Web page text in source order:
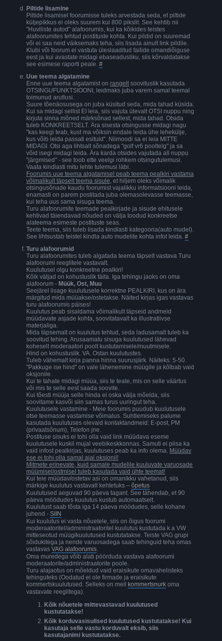
Piltide lisamine
Piltide lisamisel foorumisse tuleks arvestada seda, et piltide
küljepikkus ei oleks suurem kui 800 pikslit. See kehtib nii
"Huviliste autod" alafoorumis, kui ka kõikides teistes
alafoorumites tehtud postituste kohta. Kui pildid on suuremad
või ei saa neid väiksemaks teha, siis lisada ainult link pildile.
Klubi või foorum ei vastuta üleslaaditud failide omandiõiguse
eest ja kui avastate midagi ebaseadusliku, siis kõrvaldatakse
see esimese raporti peale. #
Uue teema algatamine
Enne uue teema algatamist on rangelt soovituslik kasutada
OTSINGUFUNKTSIOONI, leidmaks juba varem samal teemal
toimunud arutlusi.
Suure tõenäosusega on juba küsitud seda, mida tahad küsida.
Kui sa midagi sellist EI leia, siis vajuta ülevalt OTSI nuppu ning
kirjuta sinna mõned märksõnad sellest, mida tahad. Otsida
tuleb KONKREETSELT. Ära sisesta otsingusse midagi nagu
"kas keegi teab, kust ma võiksin endale leida ühe lehekülje,
kus võib leida passati esituld". Niimoodi sa ei leia MITTE
MIDAGI. Otsi aga lihtsalt sõnadega "golf vr6 pooltelg" ja sa
võid isegi midagi leida. Ära karda otsides vajutada all nuppu
"järgmised" - see toob ette veelgi rohkem otsingutulemusi.
Vaata kindlasti mitu lehte tulemusi läbi.
Foorumis uue teema algatamisel peab teema pealkiri vastama
võimalikult täpselt teema sisule , et hiljem oleks võimalik
otsingusõnade kaudu foorumist vajalikku informatsiooni leida,
enamasti on parem postitada juba olemasolevasse teemasse,
kui teha uus sama sisuga teema.
Turu alafoorumite teemade pealkirjade ja sisude ehitusele
kehtivad täiendavad nõuded on välja toodud konkreetse
alateema esimeste postituste seas.
Teete teema, siis tuleb lisada kindlasti kategooria(auto mudel).
See lihtsustab teistel kindla auto mudelite kohta infot leida. #
Turu alafoorumid
Turu alafoorumites tuleb algatada teema täpselt vastava Turu
alafoorumi reeglitele vastavalt.
Kuulutusel olgu konkreetne pealkiri!
Kõik väljad on kohustuslik täita. Iga tehingu jaoks on oma
alafoorum - Müük, Ost, Muu
Seejärel lisage kuulutusele korrektne PEALKIRI, kus on ära
märgitud mida müüakse/ostetakse. Näited kirjas igas vastavas
turu alafoorumis päises!
Kuulutus peab sisaldama võimalikult täpseid andmeid
müüdavate asjade kohta, soovitatavalt ka illustratiivse
materjaliga.
Mida täpsemalt on kuulutus tehtud, seda ladusamalt tuleb ka
soovitud tehing. Arusaamatu sisuga kuulutused lähevad
koheselt moderaatori poolt kustutamisele/muutmisele.
Hind on kohustuslik. VA. Ostan kuulutustes.
Tuleb vähemalt kirja panna hinna suurusjärk. Näiteks: 5-50.
"Pakkuge ise hind" on vale lähenemine müügile ja kõlbab vaid
oksjonile.
Kui te tahate midagi müüa, siis te teate, mis on selle väärtus
või mis te selle eest saada soovite.
Kui tõesti müüja selle hinda ei oska välja mõelda, siis
soovitame kasvõi siin samas turus uuringut teha.
Kuulutusele vastamine - Meie foorumis puudub kuulutusele
otse teemasse vastamise võimalus. Suhtlemiseks palume
kasutada kuulutuses olevaid kontaktandmeid: E-post, PM
(privaatsõnum), Telefon jne.
Postituse sisuks ei tohi olla vaid link müüdava eseme
kuulutusele kuskil mujal veebikeskkonnas. Samuti ei piisa ka
vaid infost pealkirjas, kuulutuses peab ka info olema. Müüdav
ese ei tohi olla samal ajal oksjonil!
Mitmete erinevate, kuid samale mudelile kuuluvate varuosade
müümisel/ostmisel tuleb kasutada vaid ühte teemat!
Kui teie müüdav/ostetav asi on omanikku vahetanud, siis
märkige kuulutus vastavalt kehtetuks – õpetus
Kuulutused aeguvad 90 päeva tagant. See tähendab, et 90
päeva möödudes kuulutus kustub automaatselt.
Kuulutust saab tõsta iga 14 päeva möödudes, selle kohane
juhend - SIIN
Kui kuulutus ei vasta nõuetele, siis on õigus foorumi
moderaatoritel/administraatoritel kuulutus kustutada k.a VW
mitteseotud müügikuulutused kustutatakse. Teiste VAG grupi
sõidukitega ja nende varuosadega saab tehinguid teha omas
vastavas VAG alafoorumis
Oma muredega võib alati pöörduda vastava alafoorumi
moderaatorite/administraatorite poole.
Turu alajaotus on mõeldud vaid eraisikute omavahelisteks
tehinguteks (Oodatud ei ole firmade ja eraisikute
kommertskuulutused. Selleks on meil kommertsnurk oma
vastavate reeglitega).
Kõik nõuetele mittevastavad kuulutused
kustutatakse!
Kõik korduvasisulised kuulutused kustutatakse! Kui
kasutaja selle vastu korduvalt eksib, siis
kasutajanimi kustutatakse.